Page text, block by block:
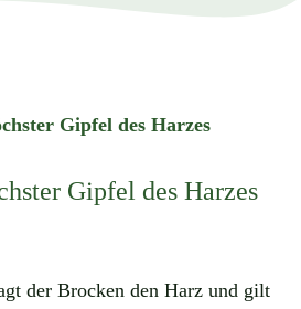
Gipfel des Harzes
Gipfel des Harzes
der Brocken den Harz und gilt